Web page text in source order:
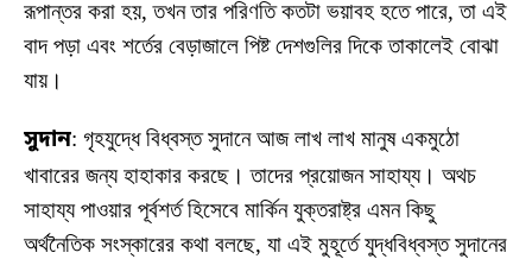
রূপান্তর করা হয়, তখন তার পরিণতি কতটা ভয়াবহ হতে পারে, তা এই
বাদ পড়া এবং শর্তের বেড়াজালে পিষ্ট দেশগুলির দিকে তাকালেই বোঝা
যায়।
সুদান: গৃহযুদ্ধে বিধ্বস্ত সুদানে আজ লাখ লাখ মানুষ একমুঠো
খাবারের জন্য হাহাকার করছে। তাদের প্রয়োজন সাহায্য। অথচ
সাহায্য পাওয়ার পূর্বশর্ত হিসেবে মার্কিন যুক্তরাষ্ট্র এমন কিছু
অর্থনৈতিক সংস্কারের কথা বলছে, যা এই মুহূর্তে যুদ্ধবিধ্বস্ত সুদানের